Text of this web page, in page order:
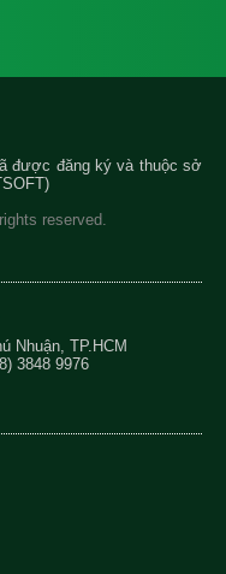
được đăng ký và thuộc sở
reserved.
Nhuận, TP.HCM
3848 9976